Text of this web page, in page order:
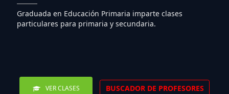
Graduada en Educación Primaria imparte clases
particulares para primaria y secundaria.
VER CLASES BUSCADOR DE PROFESORES